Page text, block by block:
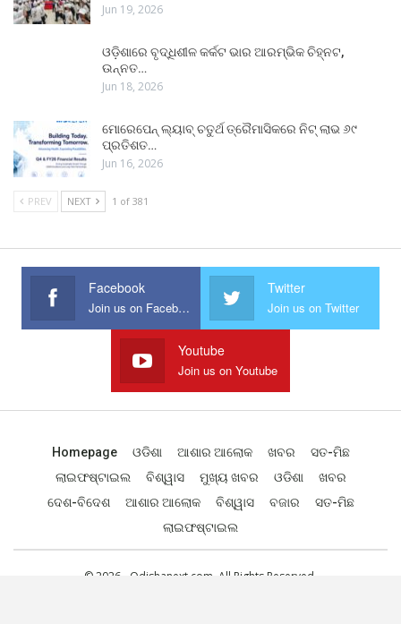
Jun 19, 2026
ଓଡ଼ିଶାରେ ବୃଦ୍ଧିଶୀଳ କର୍କଟ ଭାର ଆରମ୍ଭିକ ଚିହ୍ନଟ,
ଉନ୍ନତ…
Jun 18, 2026
ମୋରେପେନ୍ ଲ୍ୟାବ୍ ଚତୁର୍ଥ ତ୍ରୈମାସିକରେ ନିଟ୍ ଲାଭ ୬୯
ପ୍ରତିଶତ…
Jun 16, 2026
PREV NEXT 1 of 381
Facebook
Join us on Facebook
Twitter
Join us on Twitter
Youtube
Join us on Youtube
Homepage ଓଡିଶା ଆଶାର ଆଲୋକ ଖବର
ସତ-ମିଛ
ଲାଇଫଷ୍ଟାଇଲ
ବିଶ୍ୱାସ ମୁଖ୍ୟ ଖବର ଓଡିଶା
ଖବର
ଦେଶ-ବିଦେଶ
ଆଶାର ଆଲୋକ ବିଶ୍ୱାସ ବଜାର
ସତ-ମିଛ
ଲାଇଫଷ୍ଟାଇଲ
© 2026 - Odishanext.com. All Rights Reserved.